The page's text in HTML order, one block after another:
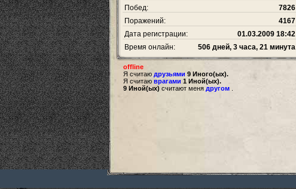
Побед:
7826
Поражений:
4167
Дата регистрации:
01.03.2009 18:42
Время онлайн:
506 дней, 3 часа, 21 минута
offline
Я считаю друзьями 9 Иного(ых).
Я считаю врагами 1 Иной(ых).
9 Иной(ых) считают меня другом